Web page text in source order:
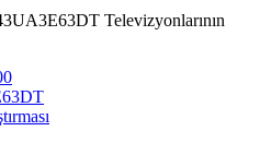
Televizyonlarının